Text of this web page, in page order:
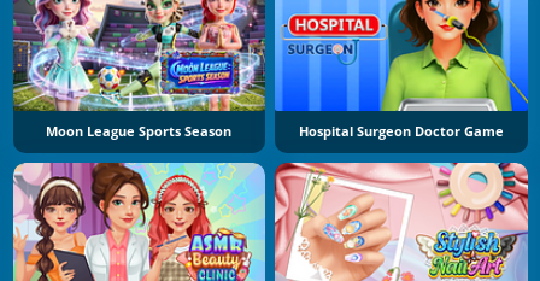
Moon League Sports Season Hospital Surgeon Doctor Game